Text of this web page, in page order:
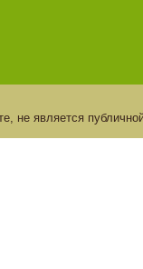
не является